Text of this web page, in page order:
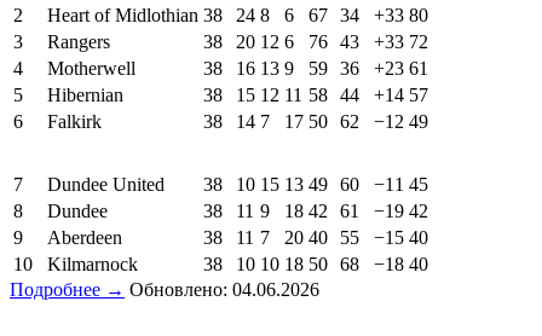
2
Heart of Midlothian 38 24 8 6 67 34 +33 80
3
Rangers 38 20 12 6 76 43 +33 72
4
Motherwell 38 16 13 9 59 36 +23 61
5
Hibernian 38 15 12 11 58 44 +14 57
6
Falkirk 38 14 7 17 50 62 −12 49
7 Dundee United 38 10 15 13 49 60 −11 45
8
Dundee 38 11 9 18 42 61 −19 42
9
Aberdeen 38 11 7 20 40 55 −15 40
10
Kilmarnock 38 10 10 18 50 68 −18 40
Подробнее → Обновлено: 04.06.2026